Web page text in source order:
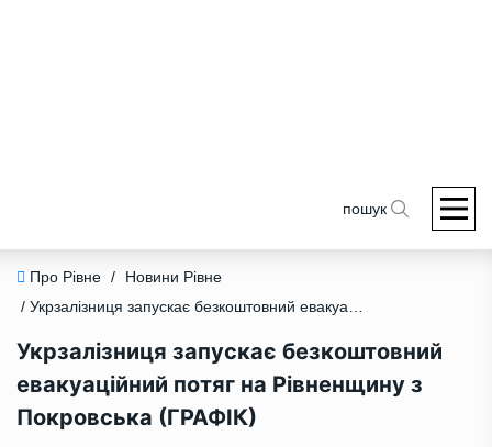
пошук
Про Рівне /
Новини Рівне
/ Укрзалізниця запускає безкоштовний евакуаційний потяг на Рівненщину з Покровська (ГРАФІК)
Укрзалізниця запускає безкоштовний
евакуаційний потяг на Рівненщину з
Покровська (ГРАФІК)